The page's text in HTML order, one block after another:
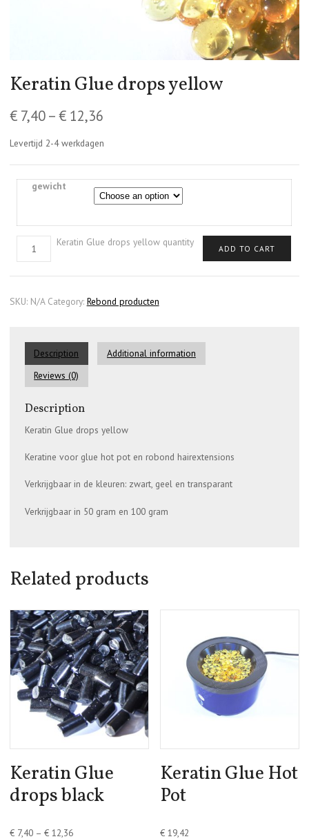
Keratin Glue drops yellow
€7,40–€12,36
Levertijd 2-4 werkdagen
gewicht
Keratin Glue drops yellow quantity
ADD TO CART
SKU: N/A Category: Rebond producten
Description
Additional information
Reviews (0)
Description
Keratin Glue drops yellow
Keratine voor glue hot pot en robond hairextensions
Verkrijgbaar in de kleuren: zwart, geel en transparant
Verkrijgbaar in 50 gram en 100 gram
Related products
Keratin Glue
drops black
€7,40– €12,36
Keratin Glue Hot
Pot
€ 19,42